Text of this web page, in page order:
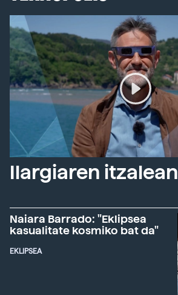
Ilargiaren itzalean
Naiara Barrado: "Eklipsea
kasualitate kosmiko bat da"
EKLIPSEA